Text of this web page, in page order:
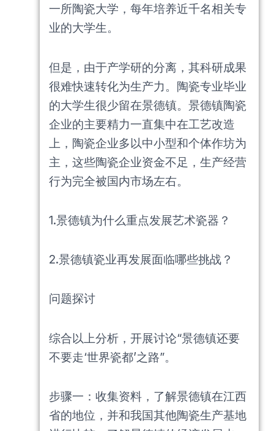
一所陶瓷大学，每年培养近千名相关专
业的大学生。
但是，由于产学研的分离，其科研成果
很难快速转化为生产力。陶瓷专业毕业
的大学生很少留在景德镇。景德镇陶瓷
企业的主要精力一直集中在工艺改造
上，陶瓷企业多以中小型和个体作坊为
主，这些陶瓷企业资金不足，生产经营
行为完全被国内市场左右。
1.景德镇为什么重点发展艺术瓷器？
2.景德镇瓷业再发展面临哪些挑战？
问题探讨
综合以上分析，开展讨论“景德镇还要
不要走‘世界瓷都’之路”。
步骤一：收集资料，了解景德镇在江西
省的地位，并和我国其他陶瓷生产基地